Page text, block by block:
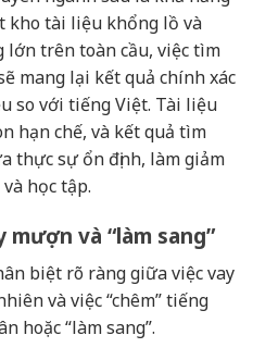
kho tài liệu khổng lồ và
lớn trên toàn cầu, việc tìm
mang lại kết quả chính xác
so với tiếng Việt. Tài liệu
hạn chế, và kết quả tìm
thực sự ổn định, làm giảm
học tập.
và “làm sang”
biệt rõ ràng giữa việc vay
và việc “chêm” tiếng
hoặc “làm sang”.